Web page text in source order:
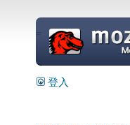
=
登入